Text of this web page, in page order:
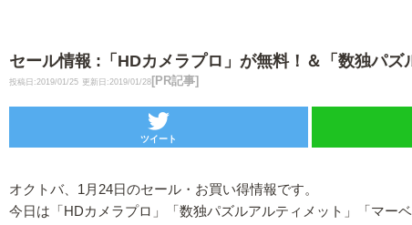
セール情報 :「HDカメラプロ」が無料！＆「数独パ
投稿日:2019/01/25 更新日:2019/01/28 [PR記事]
ツイート
オクトバ、1月24日のセール・お買い得情報です。
今日は「HDカメラプロ」「数独パズルアルティメット」「マー